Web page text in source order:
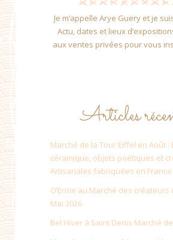
Je m’appelle Arye Guery et je
Actu, dates et lieux
aux ventes privées pour vous
Articles
Marché de la Tour Eiffel en Août :
céramique, objets poétiques et
Artisanales fabriquées en France
O’Erine au Marché des créateurs
Mai 2026
Bel Hiver à Saint Denis Marché